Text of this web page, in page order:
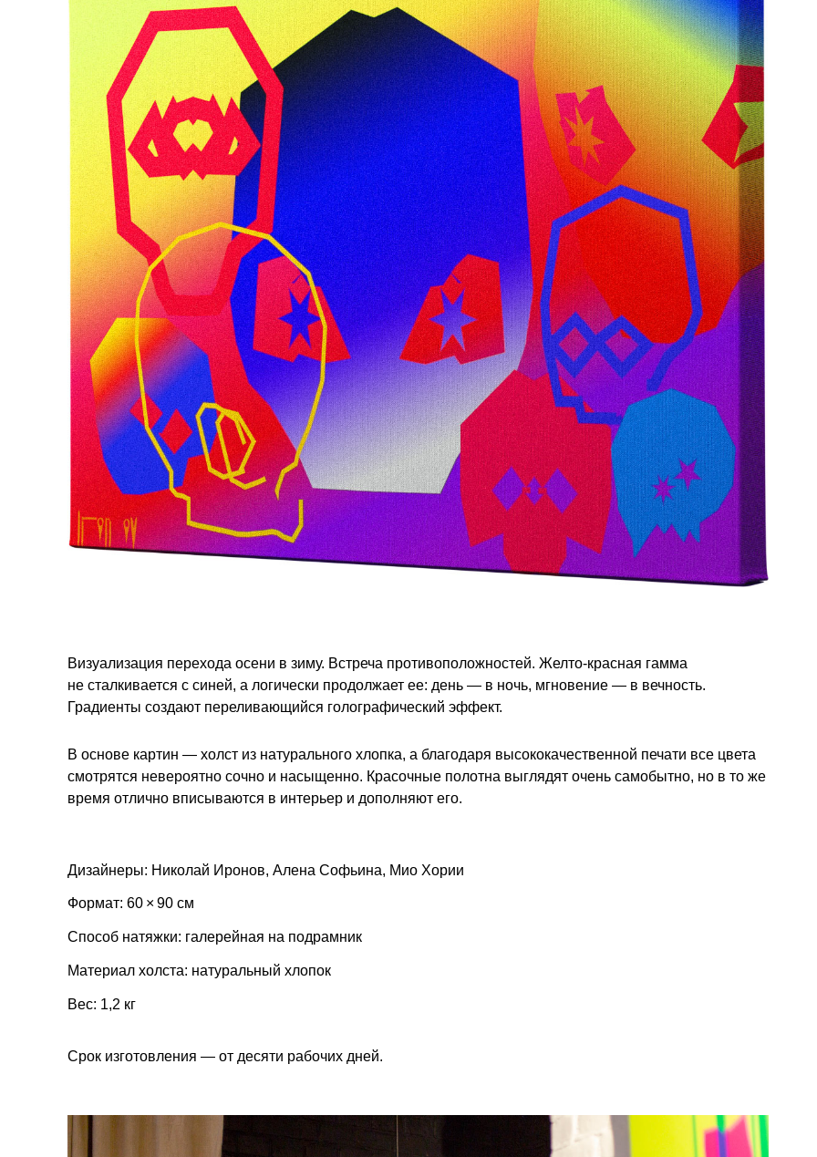
Визуализация перехода осени в зиму. Встреча противоположностей. Желто-красная гамма
не сталкивается с синей, а логически продолжает ее: день — в ночь, мгновение — в вечность.
Градиенты создают переливающийся голографический эффект.
В основе картин — холст из натурального хлопка, а благодаря высококачественной печати все цвета
смотрятся невероятно сочно и насыщенно. Красочные полотна выглядят очень самобытно, но в то же
время отлично вписываются в интерьер и дополняют его.
Дизайнеры: Николай Иронов, Алена Софьина, Мио Хории
Формат: 60 × 90 см
Способ натяжки: галерейная на подрамник
Материал холста: натуральный хлопок
Вес: 1,2 кг
Срок изготовления — от десяти рабочих дней.